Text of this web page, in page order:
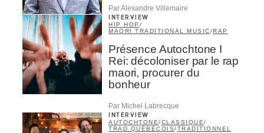
Par Alexandre Villemaire
INTERVIEW
HIP HOP /
MAORI TRADITIONAL MUSIC/RAP
Présence Autochtone I
Rei: décoloniser par le rap
maori, procurer du
bonheur
Par Michel Labrecque
INTERVIEW
AUTOCHTONE/CLASSIQUE/
TRAD QUÉBÉCOIS/TRADITIONNEL